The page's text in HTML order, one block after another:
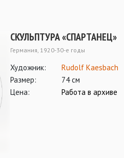
СКУЛЬПТУРА «СПАРТАНЕЦ»
Германия, 1920-30-е годы
Художник:
Rudolf Kaesbach
Размер:
74 см
Цена:
Работа в архиве